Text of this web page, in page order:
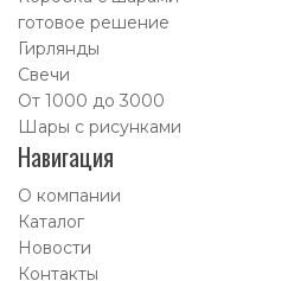
готовое решение
Гирлянды
Свечи
От 1000 до 3000
Шары с рисунками
Навигация
О компании
Каталог
Новости
Контакты